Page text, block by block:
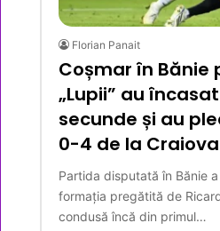
Florian Panait
Coșmar în Bănie
„Lupii” au
secunde și au
0-4 de la Craiova
Partida disputată în Bănie
formația pregătită de
condusă încă din primul…